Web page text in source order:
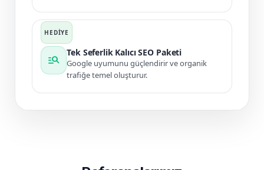
manage_search
Tek Seferlik Kalıcı SEO Paketi
Google uyumunu güçlendirir ve organik
trafiğe temel oluşturur.